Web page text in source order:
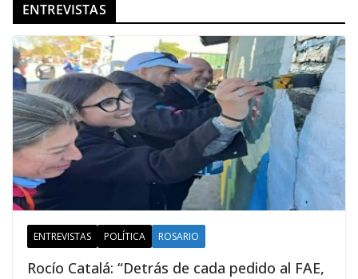
ENTREVISTAS
ENTREVISTAS POLÍTICA ROSARIO
Rocío Catalá: “Detrás de cada pedido al FAE,